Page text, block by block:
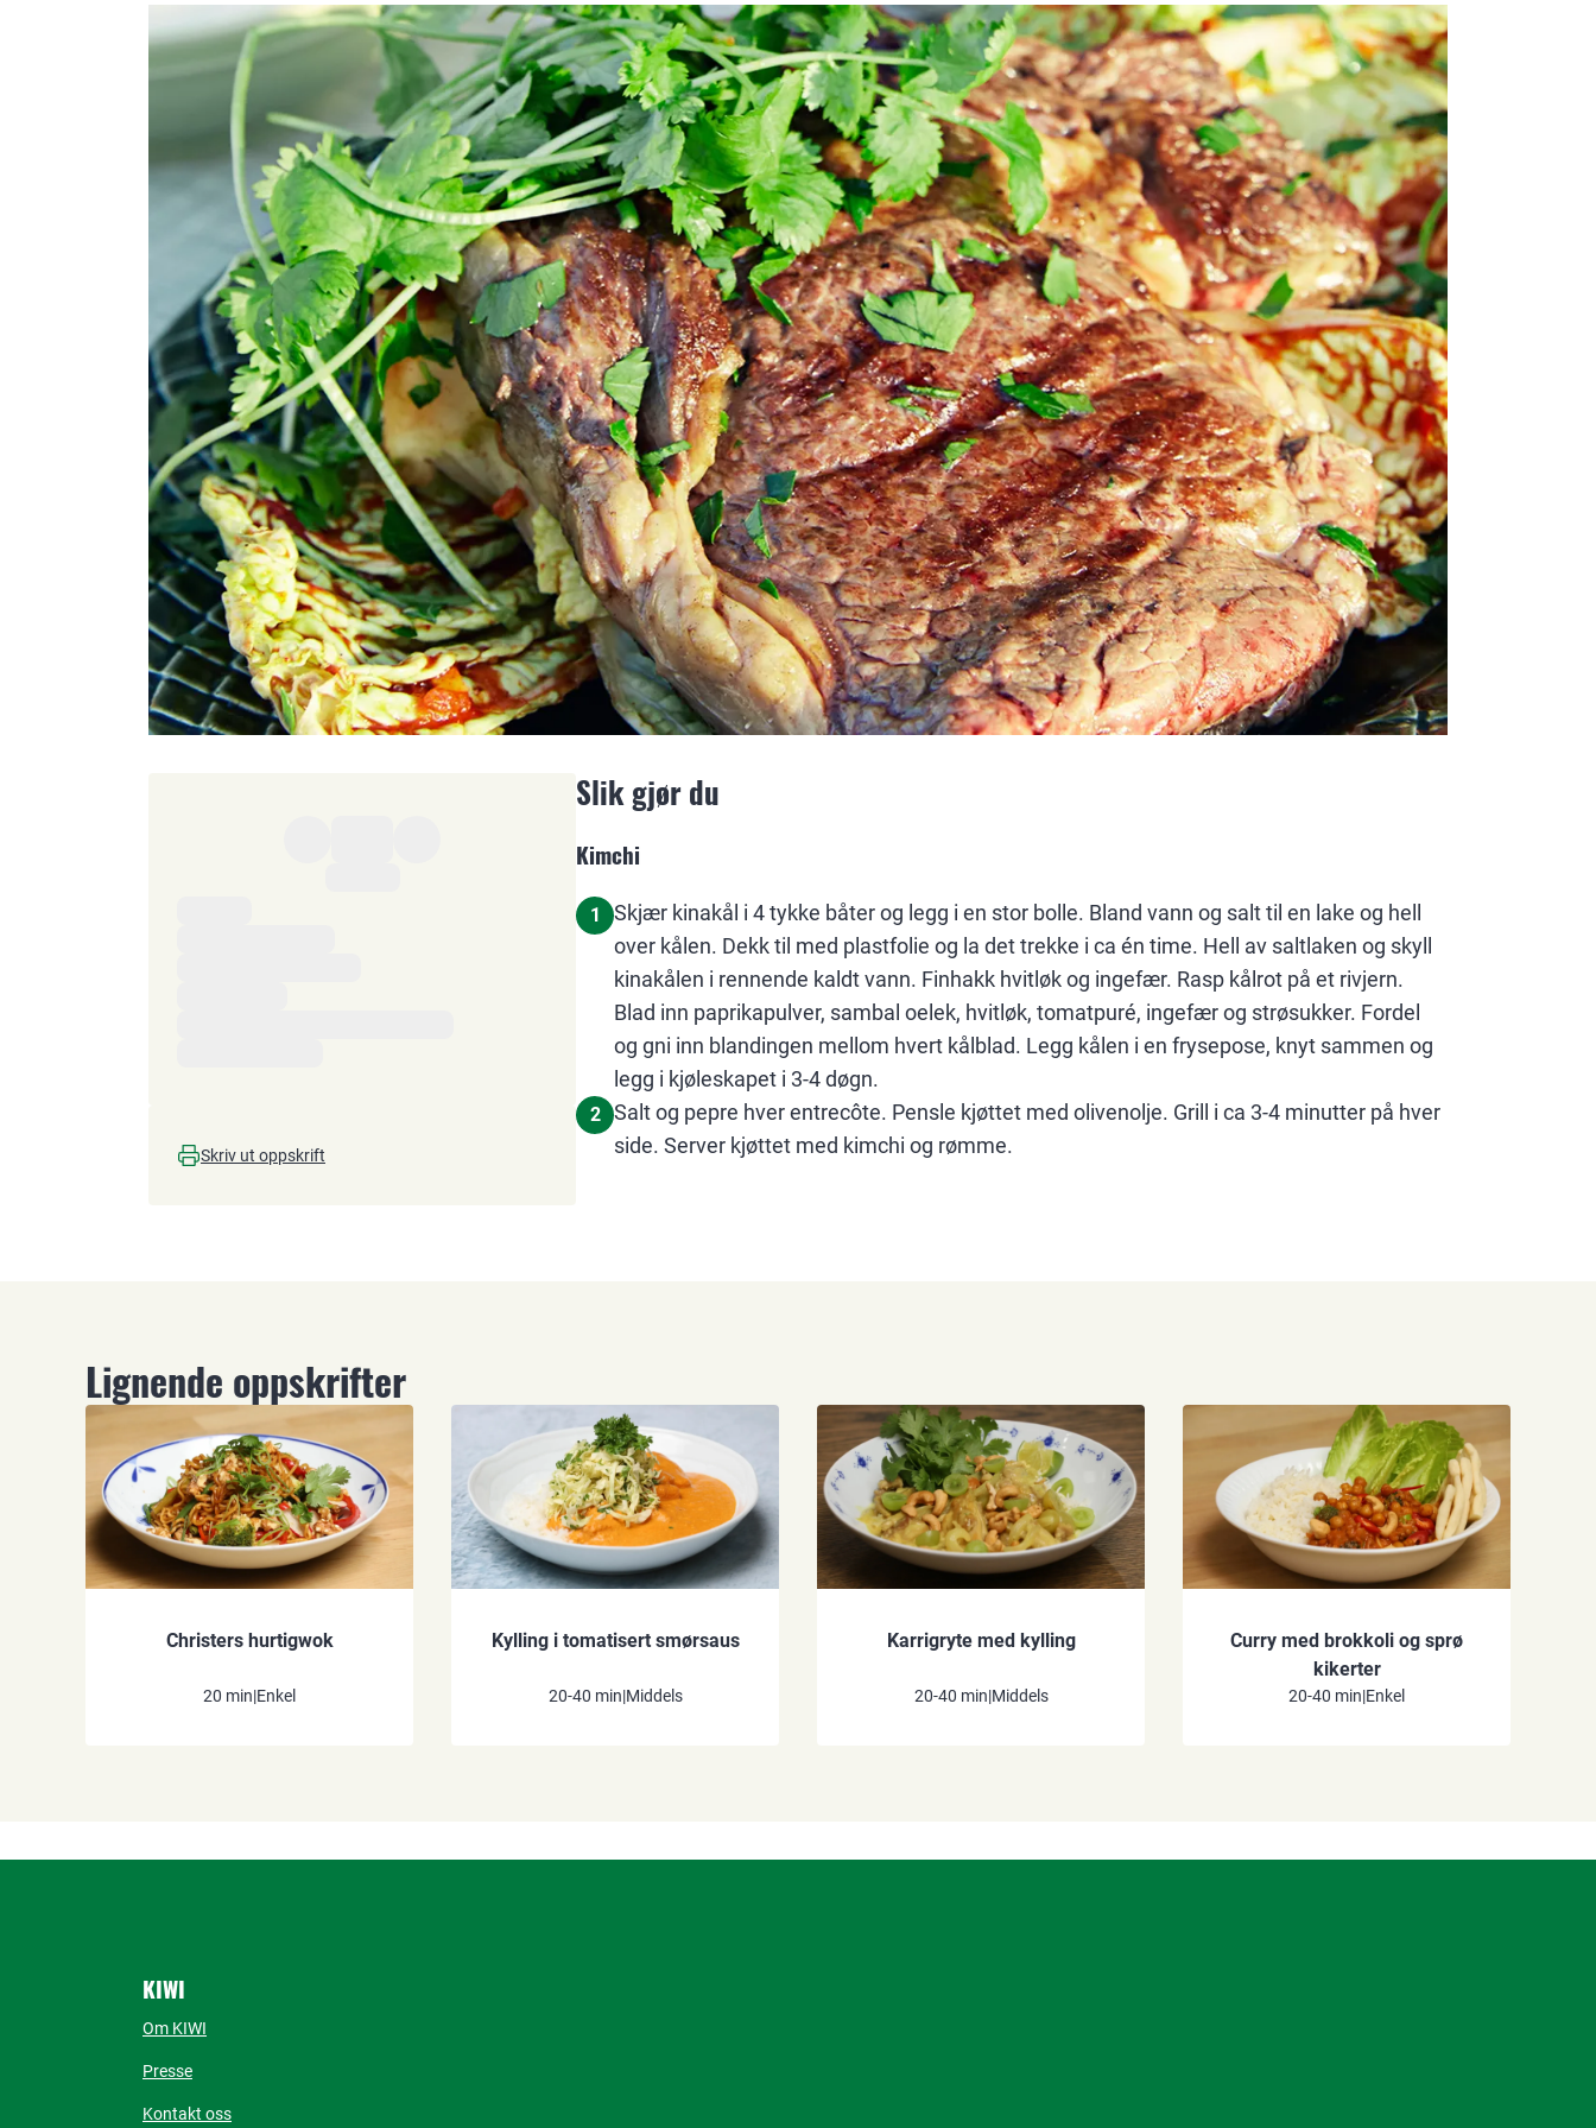
Skriv ut oppskrift
Slik gjør du
Kimchi
1
Skjær kinakål i 4 tykke båter og legg i en stor bolle. Bland vann og salt til en lake og hell
over kålen. Dekk til med plastfolie og la det trekke i ca én time. Hell av saltlaken og skyll
kinakålen i rennende kaldt vann. Finhakk hvitløk og ingefær. Rasp kålrot på et rivjern.
Blad inn paprikapulver, sambal oelek, hvitløk, tomatpuré, ingefær og strøsukker. Fordel
og gni inn blandingen mellom hvert kålblad. Legg kålen i en frysepose, knyt sammen og
legg i kjøleskapet i 3-4 døgn.
2
Salt og pepre hver entrecôte. Pensle kjøttet med olivenolje. Grill i ca 3-4 minutter på hver
side. Server kjøttet med kimchi og rømme.
Lignende oppskrifter
Christers hurtigwok
20 min|Enkel
Kylling i tomatisert smørsaus
20-40 min|Middels
Karrigryte med kylling
20-40 min|Middels
Curry med brokkoli og sprø
kikerter
20-40 min|Enkel
KIWI
Om KIWI
Presse
Kontakt oss